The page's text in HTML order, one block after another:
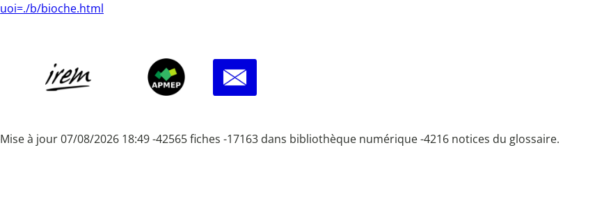
b/bioche.html
Mise à jour 07/08/2026 18:49 -42565 fiches -17163 dans bibliothèque numérique -4216 notices du glossaire.